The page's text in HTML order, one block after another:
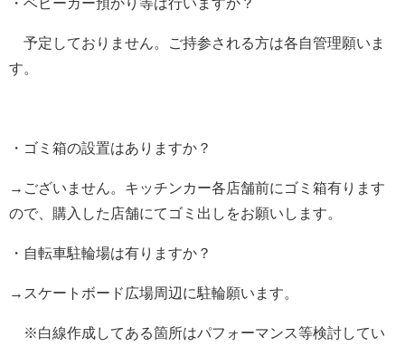
・ベビーカー預かり等は行いますか？
予定しておりません。ご持参される方は各自管理願いま
す。
・ゴミ箱の設置はありますか？
→ございません。キッチンカー各店舗前にゴミ箱有ります
ので、購入した店舗にてゴミ出しをお願いします。
・自転車駐輪場は有りますか？
→スケートボード広場周辺に駐輪願います。
※白線作成してある箇所はパフォーマンス等検討してい